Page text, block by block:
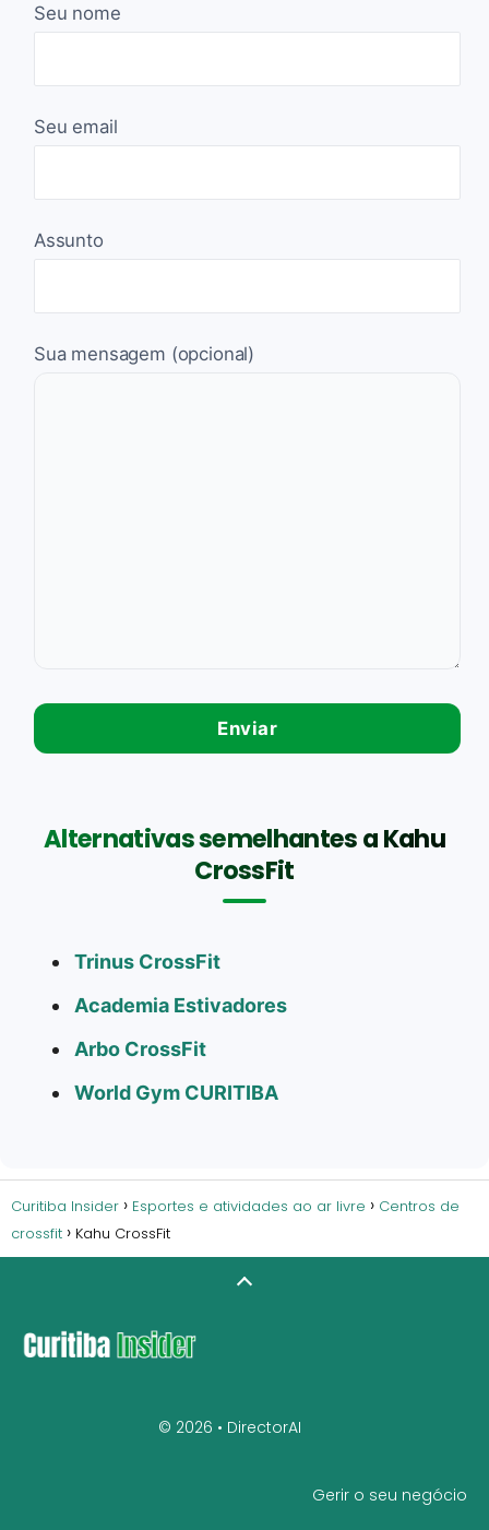
Seu nome
Seu email
Assunto
Sua mensagem (opcional)
Alternativas semelhantes a Kahu
CrossFit
Trinus CrossFit
Academia Estivadores
Arbo CrossFit
World Gym CURITIBA
Curitiba Insider Esportes e atividades ao ar livre
Centros de
crossfit
Kahu CrossFit
© 2026 • DirectorAI
Gerir o seu negócio